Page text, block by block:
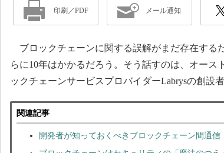
印刷／PDF メール通知
ブロックチェーンに関する誤解がまだ存在する
らに10年はかかるだろう。そう話すのは、オース
ックチェーンサービスプロバイダーLabrysの創設
関連記事
開発者が知っておくべきブロックチェーン間通信